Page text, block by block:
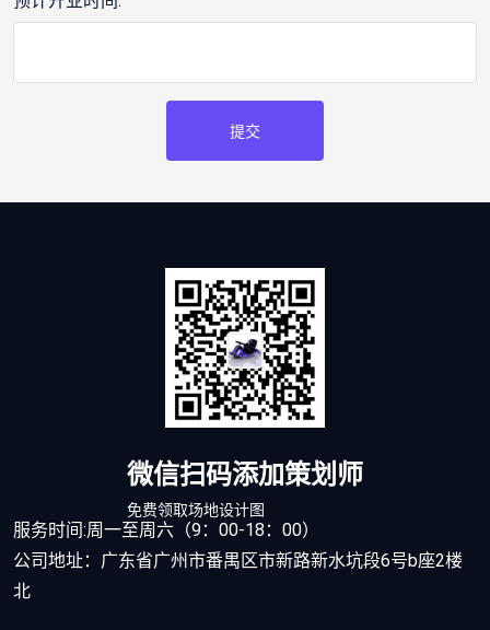
提交
微信扫码添加策划师
免费领取场地设计图
服务时间:周一至周六（9：00-18：00）
公司地址：广东省广州市番禺区市新路新水坑段6号b座2楼
北